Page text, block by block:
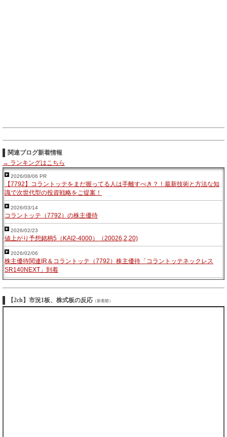
関連ブログ新着情報
→ ランキングはこちら
2026/08/06 PR
【7792】コラントッテをまだ握ってる人は手離すべき？！最新技術と方法な知
識で次世代型の投資戦略をご提案！
2026/03/14
コラントッテ（7792）の株主優待
2026/02/23
値上がり予想銘柄5（KAI2-4000）（20026,2,20)
2026/02/06
株主優待関連IR＆コラントッテ（7792）株主優待「コラントッテネックレス
SR140NEXT」到着
【2ch】市況1板、株式板の反応 （新着順）